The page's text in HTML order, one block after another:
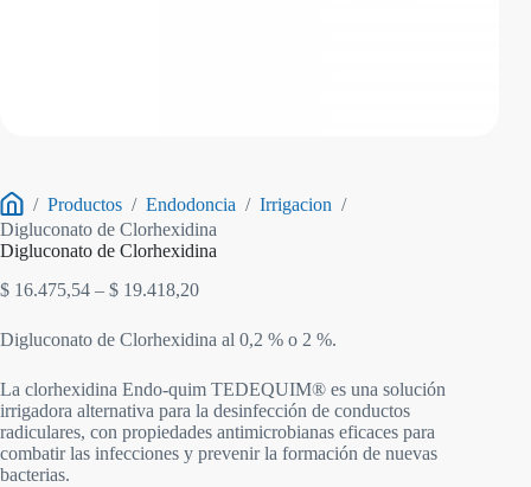
Inicio
/ Productos / Endodoncia / Irrigacion /
Digluconato de Clorhexidina
Digluconato de Clorhexidina
$ 16.475,54 – $ 19.418,20Rango
precios:
desde
hasta
$ 19.418,20
Digluconato de Clorhexidina al 0,2 % o 2 %.
La clorhexidina Endo-quim TEDEQUIM® es una solución
irrigadora alternativa para la desinfección de conductos
radiculares, con propiedades antimicrobianas eficaces para
combatir las infecciones y prevenir la formación de nuevas
bacterias.